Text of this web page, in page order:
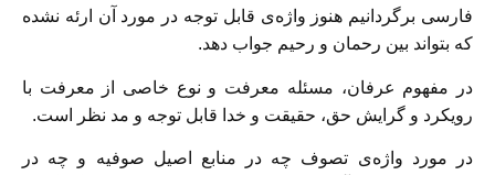
فارسی برگردانیم هنوز واژه‌ی قابل توجه در مورد آن ارئه نشده
که بتواند بین رحمان و رحیم جواب دهد.
در مفهوم عرفان، مسئله معرفت و نوع خاصی از معرفت با
رویکرد و گرایش حق، حقیقت و خدا قابل توجه و مد نظر است.
در مورد واژه‌ی تصوف چه در منابع اصیل صوفیه و چه در